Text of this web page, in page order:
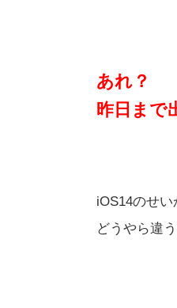
あれ？
昨日まで
iOS14のせ
どうやら違